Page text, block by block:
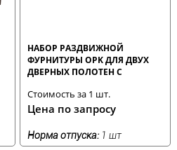
НАБОР РАЗДВИЖНОЙ
ФУРНИТУРЫ OPK ДЛЯ ДВУХ
ДВЕРНЫХ ПОЛОТЕН С
ОТКРЫВАНИЯ SOFT
Стоимость за 1 шт.
Цена по запросу
Норма отпуска: 1 шт